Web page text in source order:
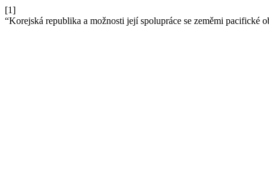
[1]
“Korejská republika a možnosti její spolupráce se zeměmi pacifické